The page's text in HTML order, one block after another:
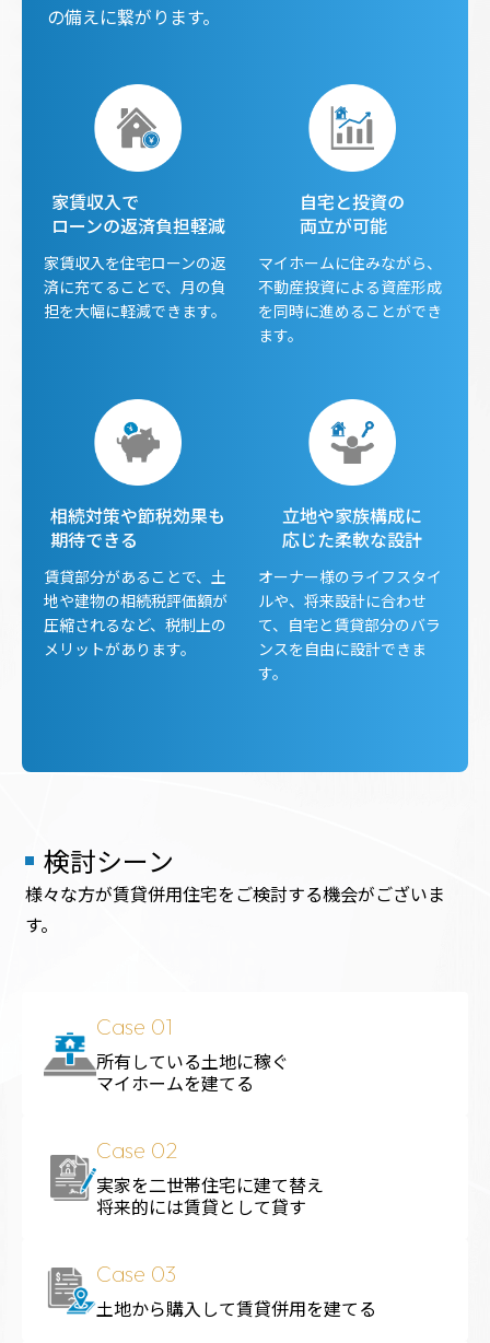
の備えに繋がります。
家賃収入で
ローンの返済負担軽減
家賃収入を住宅ローンの返
済に充てることで、月の負
担を大幅に軽減できます。
自宅と投資の
両立が可能
マイホームに住みながら、
不動産投資による資産形成
を同時に進めることができ
ます。
相続対策や節税効果も
期待できる
賃貸部分があることで、土
地や建物の相続税評価額が
圧縮されるなど、税制上の
メリットがあります。
立地や家族構成に
応じた柔軟な設計
オーナー様のライフスタイ
ルや、将来設計に合わせ
て、自宅と賃貸部分のバラ
ンスを自由に設計できま
す。
検討シーン
様々な方が賃貸併用住宅をご検討する機会がございま
す。
Case 01
所有している土地に稼ぐ
マイホームを建てる
Case 02
実家を二世帯住宅に建て替え
将来的には賃貸として貸す
Case 03
土地から購入して賃貸併用を建てる